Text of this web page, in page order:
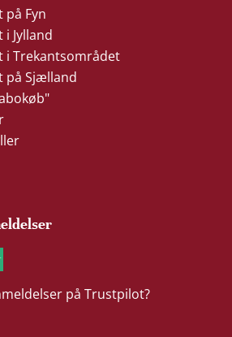
Fyn
Jylland
Trekantsområdet
på Sjælland
på Trustpilot?